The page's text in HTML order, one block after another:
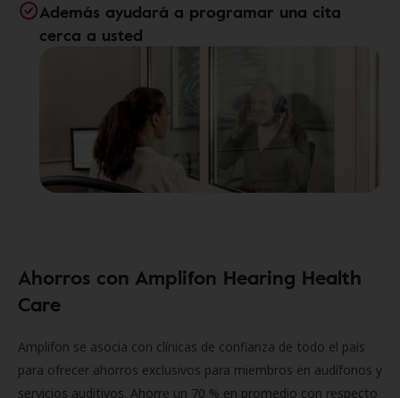
Además ayudará a programar una cita
cerca a usted
Ahorros con Amplifon Hearing Health
Care
Amplifon se asocia con clínicas de confianza de todo el país
para ofrecer ahorros exclusivos para miembros en audífonos y
servicios auditivos. Ahorre un 70 % en promedio con respecto